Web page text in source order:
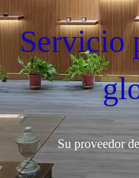
Servicio
Su proveedor